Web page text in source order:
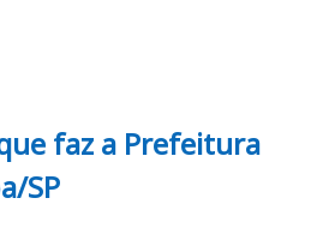
faz a Prefeitura
SP